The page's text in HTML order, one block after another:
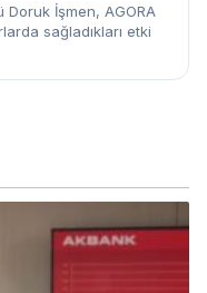
İşmen, AGORA
sağladıkları etki